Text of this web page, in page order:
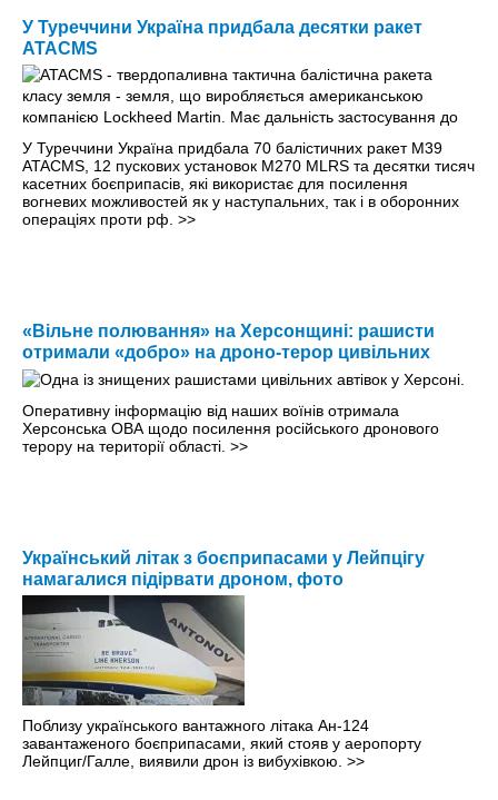
У Туреччини Україна придбала десятки ракет
ATACMS
У Туреччини Україна придбала 70 балістичних ракет M39
ATACMS, 12 пускових установок M270 MLRS та десятки тисяч
касетних боєприпасів, які використає для посилення
вогневих можливостей як у наступальних, так і в оборонних
операціях проти рф. >>
«Вільне полювання» на Херсонщині: рашисти
отримали «добро» на дроно-терор цивільних
Оперативну інформацію від наших воїнів отримала
Херсонська ОВА щодо посилення російського дронового
терору на території області. >>
Український літак з боєприпасами у Лейпцігу
намагалися підірвати дроном, фото
Поблизу українського вантажного літака Ан-124
завантаженого боєприпасами, який стояв у аеропорту
Лейпциг/Галле, виявили дрон із вибухівкою. >>